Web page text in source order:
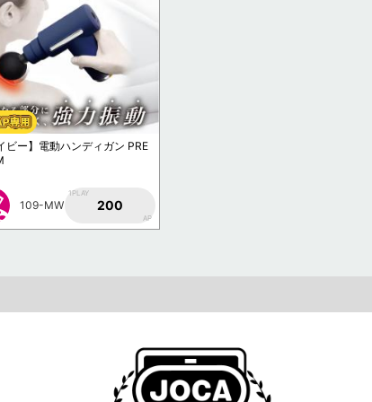
ビー】電動ハンディガン PRE
109-MW
1PLAY
200
AP